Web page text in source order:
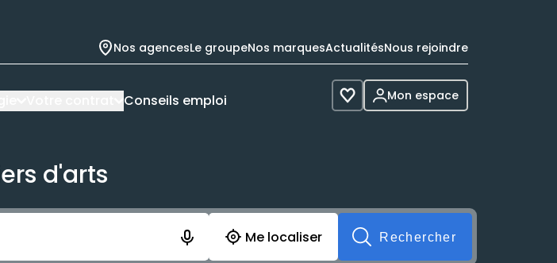
Nos agencesLe groupeNos marquesActualitésNous rejoindre
Conseils emploi Voir les favoris
Mon espace
d'arts
pour enregistrer votre recherche avant soumission du formulaire. Vous
Me localiser
Rechercher